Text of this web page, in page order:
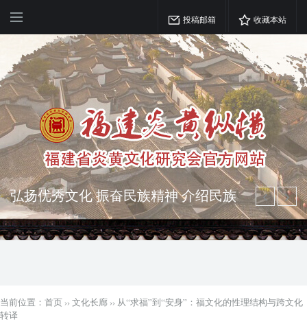
投稿邮箱 收藏本站
弘扬优秀文化 振奋民族精神 介绍民族
瑰宝 宣传中华精英
突出海西特色 报道台港澳侨 坚持古为
当前位置： 首页 ›› 文化长廊 ›› 从“求福”到“安身”：福文化的性理结构与跨文化
转译